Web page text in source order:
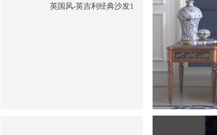
英国风-英吉利经典沙发1